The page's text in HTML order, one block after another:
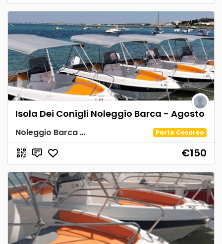
Isola Dei Conigli Noleggio Barca - Agosto
Noleggio Barca Spiaggia Tabù Porto Cesareo
€150